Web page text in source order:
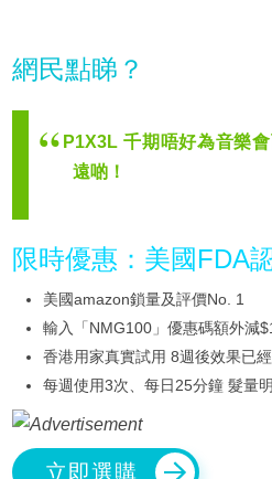
網民點睇？
P1X3L 千期唔好為音樂
遠啲！
限時優惠：美國FDA
美國amazon鎖量及評價No. 1
輸入「NMG100」優惠碼額外減
香港用家真實試用 8週後效果已
每週使用3次、每日25分鐘 髮量
立即選購